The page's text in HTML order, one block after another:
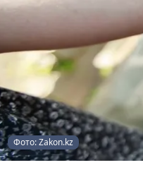
Фото: Zakon.kz